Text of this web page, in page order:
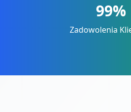
99%
Zadowolenia